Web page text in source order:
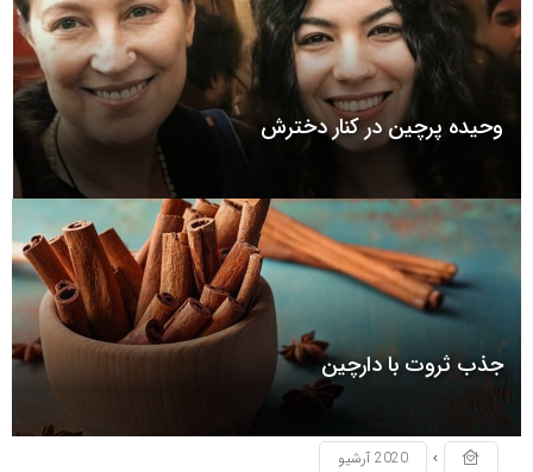
وحیده پرچین در کنار دخترش
جذب ثروت با دارچین
2020 آرشیو